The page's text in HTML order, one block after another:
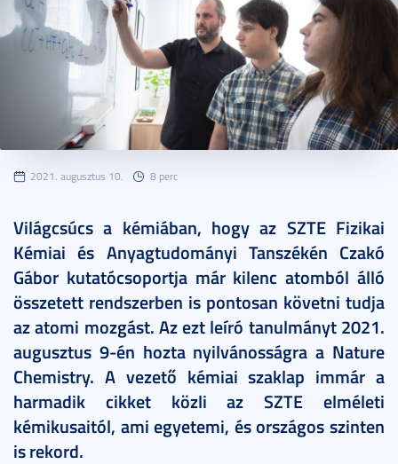
2021. augusztus 10. 8 perc
Világcsúcs a kémiában, hogy az SZTE Fizikai
Kémiai és Anyagtudományi Tanszékén Czakó
Gábor kutatócsoportja már kilenc atomból álló
összetett rendszerben is pontosan követni tudja
az atomi mozgást. Az ezt leíró tanulmányt 2021.
augusztus 9-én hozta nyilvánosságra a Nature
Chemistry. A vezető kémiai szaklap immár a
harmadik cikket közli az SZTE elméleti
kémikusaitól, ami egyetemi, és országos szinten
is rekord.